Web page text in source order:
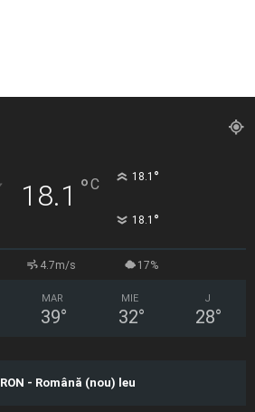
18.1 °C 18.1 °
18.1 °
4.7m/s 17%
MAR
39°
MIE
32°
J
28°
RON - Română (nou) leu